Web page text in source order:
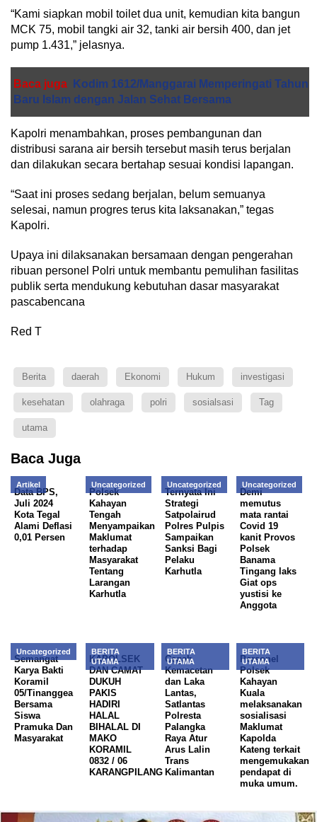
“Kami siapkan mobil toilet dua unit, kemudian kita bangun
MCK 75, mobil tangki air 32, tanki air bersih 400, dan jet
pump 1.431,” jelasnya.
Baca juga
Kodim 1612/Manggarai Memperingati Tahun
Baru Islam dengan Jalan Sehat Bersama
Kapolri menambahkan, proses pembangunan dan
distribusi sarana air bersih tersebut masih terus berjalan
dan dilakukan secara bertahap sesuai kondisi lapangan.
“Saat ini proses sedang berjalan, belum semuanya
selesai, namun progres terus kita laksanakan,” tegas
Kapolri.
Upaya ini dilaksanakan bersamaan dengan pengerahan
ribuan personel Polri untuk membantu pemulihan fasilitas
publik serta mendukung kebutuhan dasar masyarakat
pascabencana
Red T
Berita daerah Ekonomi Hukum investigasi
kesehatan olahraga polri sosialsasi Tag
utama
Baca Juga
Artikel
Data BPS,
Juli 2024
Kota Tegal
Alami Deflasi
0,01 Persen
Uncategorized
Polsek
Kahayan
Tengah
Menyampaikan
Maklumat
terhadap
Masyarakat
Tentang
Larangan
Karhutla
Uncategorized
Ternyata Ini
Strategi
Satpolairud
Polres Pulpis
Sampaikan
Sanksi Bagi
Pelaku
Karhutla
Uncategorized
Demi
memutus
mata rantai
Covid 19
kanit Provos
Polsek
Banama
Tingang laks
Giat ops
yustisi ke
Anggota
Uncategorized
Semangat
Karya Bakti
Koramil
05/Tinanggea
Bersama
Siswa
Pramuka Dan
Masyarakat
BERITA
UTAMA
KAPOLSEK
DAN CAMAT
DUKUH
PAKIS
HADIRI
HALAL
BIHALAL DI
MAKO
KORAMIL
0832 / 06
KARANGPILANG
BERITA
UTAMA
Cegah
Kemacetan
dan Laka
Lantas,
Satlantas
Polresta
Palangka
Raya Atur
Arus Lalin
Trans
Kalimantan
BERITA
UTAMA
Personel
Polsek
Kahayan
Kuala
melaksanakan
sosialisasi
Maklumat
Kapolda
Kateng terkait
mengemukakan
pendapat di
muka umum.